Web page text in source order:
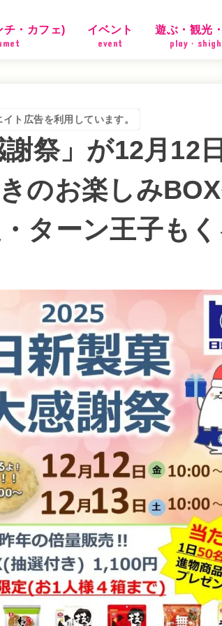
チ・カフェ) イベント
event
遊ぶ・観光
play・
ト広告を利用しています。
謝祭」が12月12
のお楽しみ
ターン王子も